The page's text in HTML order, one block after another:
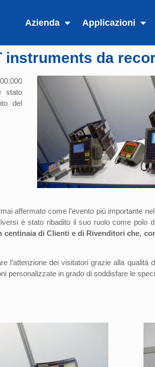
Azienda Applicazioni
instruments da
stato
del
affermato come l’evento più importante
è stato ribadito il suo ruolo come polo
di Clienti e di Rivenditori che,
l’attenzione dei visitatori grazie alla
personalizzate in grado di soddisfare le